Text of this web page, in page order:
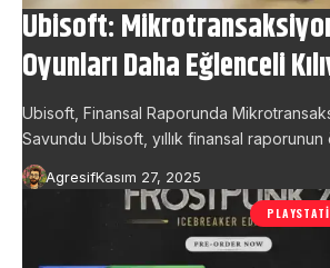
Ubisoft:
Oyunları Daha Eğlenceli
Ubisoft, Finansal Raporunda
Savundu Ubisoft, yıllık finansal
AgresifKasım 27, 2025